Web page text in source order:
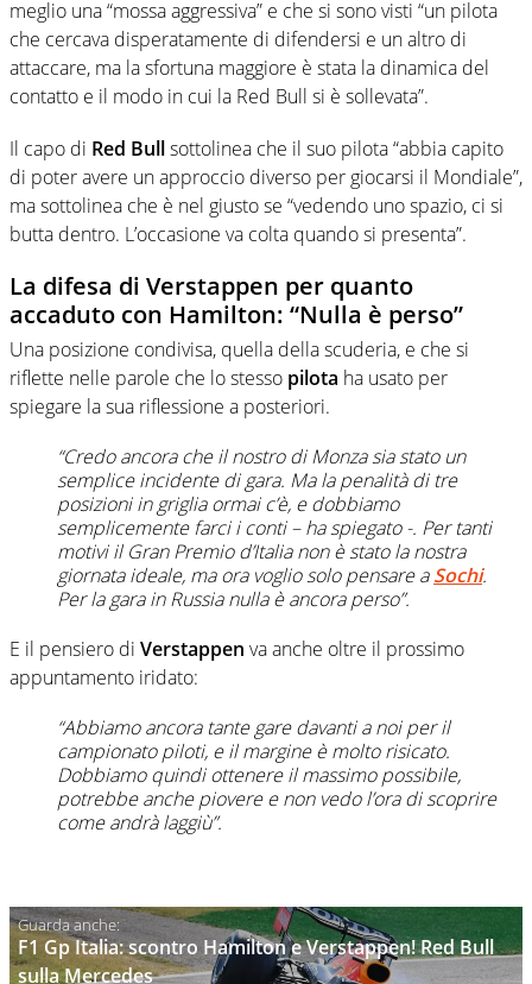
meglio una “mossa aggressiva” e che si sono visti “un pilota
che cercava disperatamente di difendersi e un altro di
attaccare, ma la sfortuna maggiore è stata la dinamica del
contatto e il modo in cui la Red Bull si è sollevata”.
Il capo di Red Bullsottolinea che il suo pilota “abbia capito
di poter avere un approccio diverso per giocarsi il Mondiale”,
ma sottolinea che è nel giusto se “vedendo uno spazio, ci si
butta dentro. L’occasione va colta quando si presenta”.
La difesa di Verstappen per quanto
accaduto con Hamilton: “Nulla è perso”
Una posizione condivisa, quella della scuderia, e che si
riflette nelle parole che lo stesso pilota ha usato per
spiegare la sua riflessione a posteriori.
“Credo ancora che il nostro di Monza sia stato un
semplice incidente di gara. Ma la penalità di tre
posizioni in griglia ormai c’è, e dobbiamo
semplicemente farci i conti – ha spiegato -. Per tanti
motivi il Gran Premio d’Italia non è stato la nostra
giornata ideale, ma ora voglio solo pensare aSochi.
Per la gara in Russia nulla è ancora perso”.
E il pensiero di Verstappen va anche oltre il prossimo
appuntamento iridato:
“Abbiamo ancora tante gare davanti a noi per il
campionato piloti, e il margine è molto risicato.
Dobbiamo quindi ottenere il massimo possibile,
potrebbe anche piovere e non vedo l’ora di scoprire
come andrà laggiù”.
F1 Gp Italia: scontro Hamilton e Verstappen! Red Bull
sulla Mercedes